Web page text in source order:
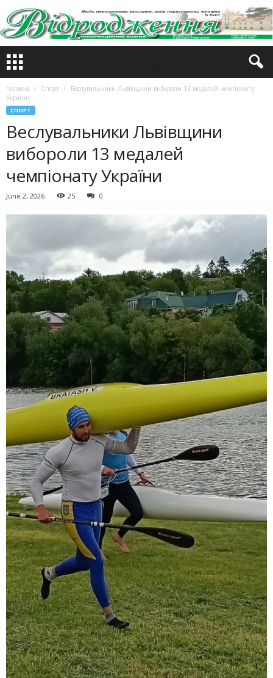
Головна Спорт
Веслувальники Львівщини вибороли 13 медалей чемпіонату
України
СПОРТ
Веслувальники Львівщини
вибороли 13 медалей
чемпіонату України
June 2, 2026 25 0